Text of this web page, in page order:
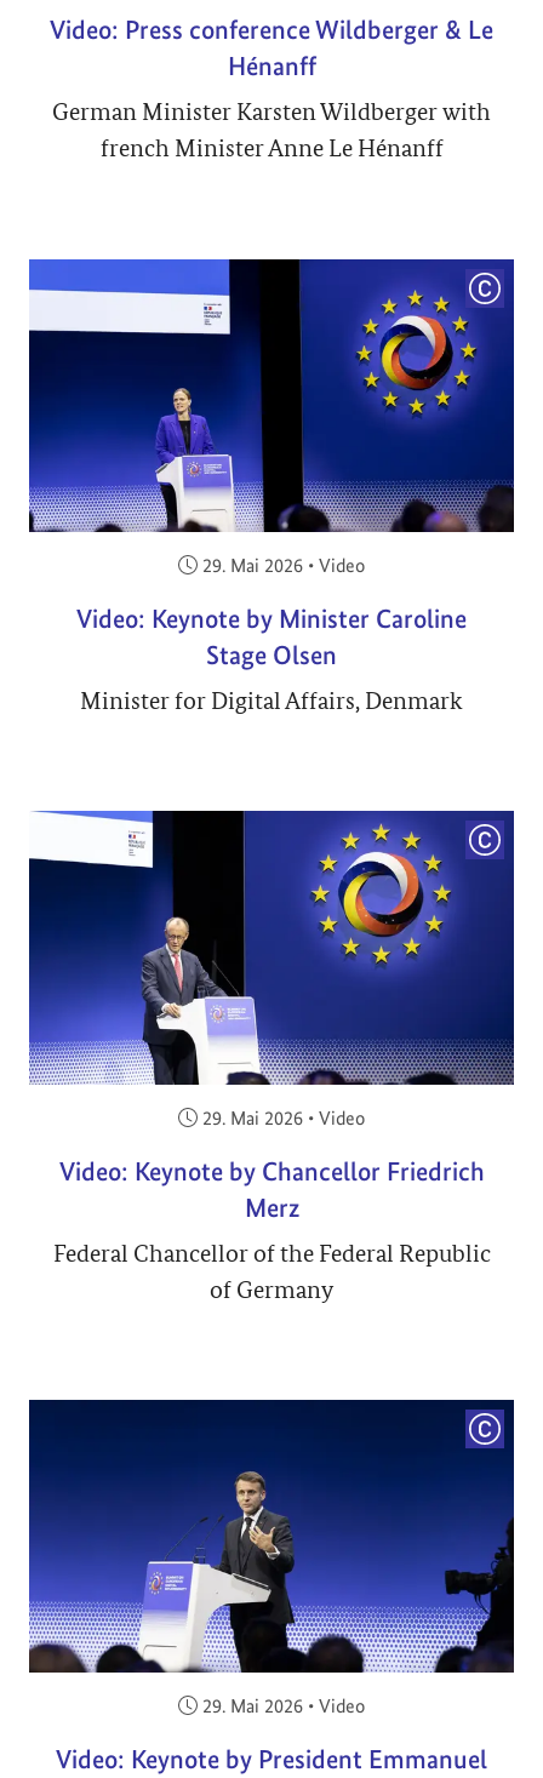
Video: Press conference Wildberger & Le
Hénanff
German Minister Karsten Wildberger with
french Minister Anne Le Hénanff
Veröffentlicht am:
29. Mai 2026 • Video
Video: Keynote by Minister Caroline
Stage Olsen
Minister for Digital Affairs, Denmark
Veröffentlicht am:
29. Mai 2026 • Video
Video: Keynote by Chancellor Friedrich
Merz
Federal Chancellor of the Federal Republic
of Germany
Veröffentlicht am:
29. Mai 2026 • Video
Video: Keynote by President Emmanuel